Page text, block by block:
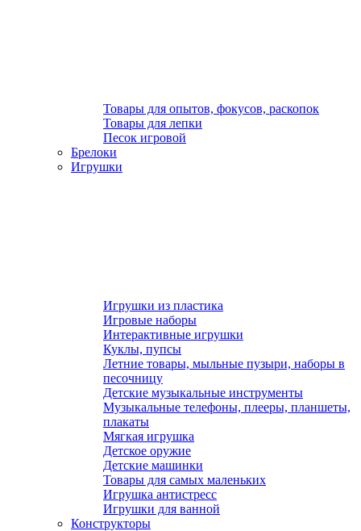
Товары для опытов, фокусов, раскопок
Товары для лепки
Песок игровой
Брелоки
Игрушки
Игрушки из пластика
Игровые наборы
Интерактивные игрушки
Куклы, пупсы
Летние товары, мыльные пузыри, наборы в
песочницу
Детские музыкальные инструменты
Музыкальные телефоны, плееры, планшеты,
плакаты
Мягкая игрушка
Детское оружие
Детские машинки
Товары для самых маленьких
Игрушка антистресс
Игрушки для ванной
Конструкторы